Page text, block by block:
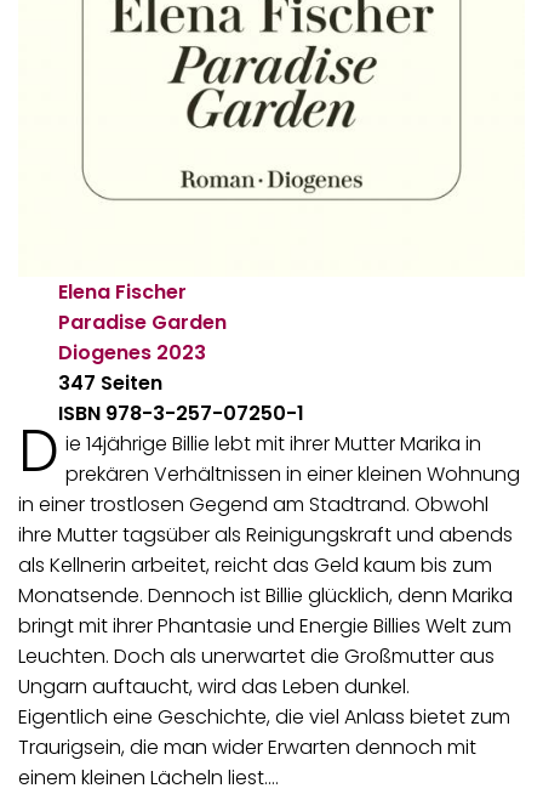
Elena Fischer
Paradise Garden
Diogenes 2023
347 Seiten
ISBN 978-3-257-07250-1
D ie 14jährige Billie lebt mit ihrer Mutter Marika in
prekären Verhältnissen in einer kleinen Wohnung
in einer trostlosen Gegend am Stadtrand. Obwohl
ihre Mutter tagsüber als Reinigungskraft und abends
als Kellnerin arbeitet, reicht das Geld kaum bis zum
Monatsende. Dennoch ist Billie glücklich, denn Marika
bringt mit ihrer Phantasie und Energie Billies Welt zum
Leuchten. Doch als unerwartet die Großmutter aus
Ungarn auftaucht, wird das Leben dunkel.
Eigentlich eine Geschichte, die viel Anlass bietet zum
Traurigsein, die man wider Erwarten dennoch mit
einem kleinen Lächeln liest.…